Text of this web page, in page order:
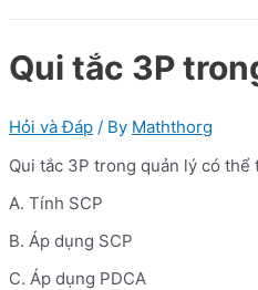
Qui tắc 3P
Hỏi và Đáp / By Maththorg
Qui tắc 3P trong quản lý có thể
A. Tính SCP
B. Áp dụng SCP
C. Áp dụng PDCA